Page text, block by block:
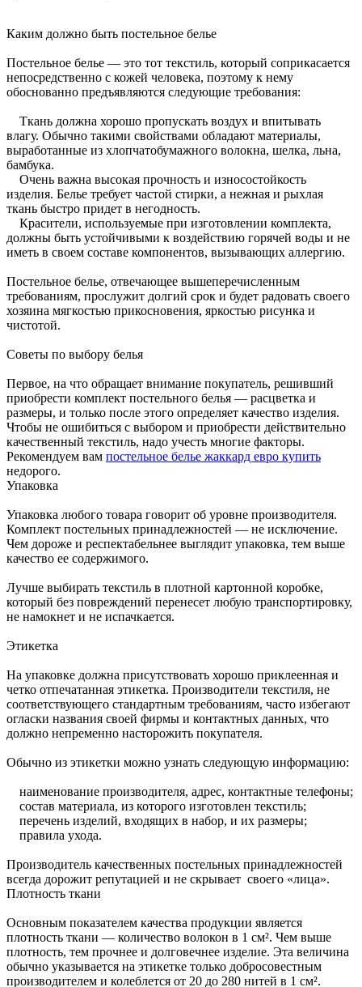
Каким должно быть постельное белье
Постельное белье — это тот текстиль, который соприкасается
непосредственно с кожей человека, поэтому к нему
обоснованно предъявляются следующие требования:
Ткань должна хорошо пропускать воздух и впитывать
влагу. Обычно такими свойствами обладают материалы,
выработанные из хлопчатобумажного волокна, шелка, льна,
бамбука.
Очень важна высокая прочность и износостойкость
изделия. Белье требует частой стирки, а нежная и рыхлая
ткань быстро придет в негодность.
Красители, используемые при изготовлении комплекта,
должны быть устойчивыми к воздействию горячей воды и не
иметь в своем составе компонентов, вызывающих аллергию.
Постельное белье, отвечающее вышеперечисленным
требованиям, прослужит долгий срок и будет радовать своего
хозяина мягкостью прикосновения, яркостью рисунка и
чистотой.
Советы по выбору белья
Первое, на что обращает внимание покупатель, решивший
приобрести комплект постельного белья — расцветка и
размеры, и только после этого определяет качество изделия.
Чтобы не ошибиться с выбором и приобрести действительно
качественный текстиль, надо учесть многие факторы.
Рекомендуем вам постельное белье жаккард евро купить
недорого.
Упаковка
Упаковка любого товара говорит об уровне производителя.
Комплект постельных принадлежностей — не исключение.
Чем дороже и респектабельнее выглядит упаковка, тем выше
качество ее содержимого.
Лучше выбирать текстиль в плотной картонной коробке,
который без повреждений перенесет любую транспортировку,
не намокнет и не испачкается.
Этикетка
На упаковке должна присутствовать хорошо приклеенная и
четко отпечатанная этикетка. Производители текстиля, не
соответствующего стандартным требованиям, часто избегают
огласки названия своей фирмы и контактных данных, что
должно непременно насторожить покупателя.
Обычно из этикетки можно узнать следующую информацию:
наименование производителя, адрес, контактные телефоны;
состав материала, из которого изготовлен текстиль;
перечень изделий, входящих в набор, и их размеры;
правила ухода.
Производитель качественных постельных принадлежностей
всегда дорожит репутацией и не скрывает своего «лица».
Плотность ткани
Основным показателем качества продукции является
плотность ткани — количество волокон в 1 см². Чем выше
плотность, тем прочнее и долговечнее изделие. Эта величина
обычно указывается на этикетке только добросовестным
производителем и колеблется от 20 до 280 нитей в 1 см².